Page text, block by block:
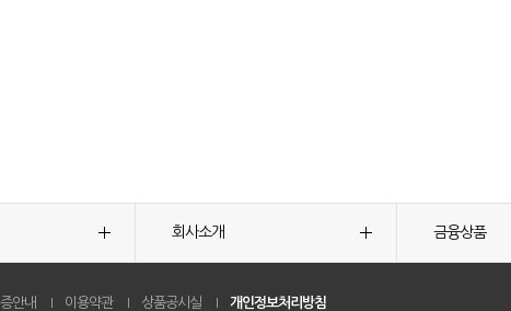
회사소개 금융상품
안내 이용약관 상품공시실 개인정보처리방침